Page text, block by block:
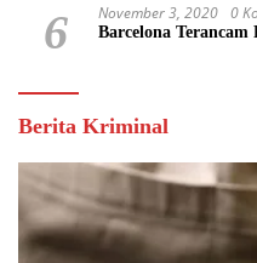
6 November 3, 2020 0
Barcelona Terancam
Berita Kriminal